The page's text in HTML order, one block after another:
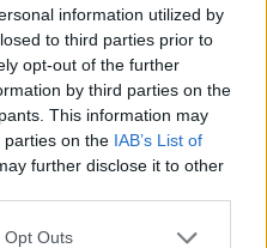
information utilized by
to third parties prior to
opt-out of the further
by third parties on the
This information may
parties on the IAB’s List of
further disclose it to other
Opt Outs